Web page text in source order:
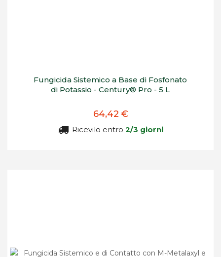
Fungicida Sistemico a Base di Fosfonato
di Potassio - Century® Pro - 5 L
64,42 €
Ricevilo entro 2/3 giorni